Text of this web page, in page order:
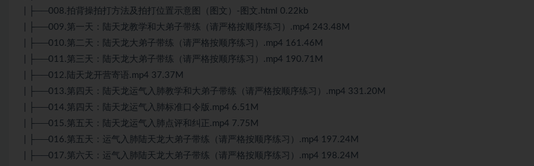
| ├──008.拍背操拍打方法及拍打位置示意图（图文）-图文.html 0.22kb
| ├──009.第一天：陆天龙教学和大弟子带练（请严格按顺序练习）.mp4 243.48M
| ├──010.第二天：陆天龙大弟子带练（请严格按顺序练习）.mp4 161.46M
| ├──011.第三天：陆天龙大弟子带练（请严格按顺序练习）.mp4 190.71M
| ├──012.陆天龙开营寄语.mp4 37.37M
| ├──013.第四天：陆天龙运气入肺教学和大弟子带练（请严格按顺序练习）.mp4 331.20M
| ├──014.第四天：陆天龙运气入肺标准口令版.mp4 6.51M
| ├──015.第五天：陆天龙运气入肺点评和纠正.mp4 7.75M
| ├──016.第五天：运气入肺陆天龙大弟子带练（请严格按顺序练习）.mp4 197.24M
| ├──017.第六天：运气入肺陆天龙大弟子带练（请严格按顺序练习）.mp4 198.24M